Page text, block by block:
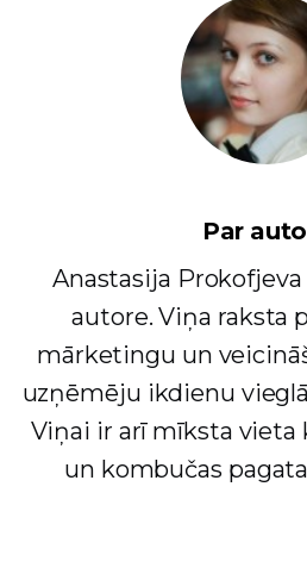
Par
Anastasija
autore. Viņa raksta
mārketingu un
uzņēmēju ikdienu
Viņai ir arī mīksta vieta
un kombučas